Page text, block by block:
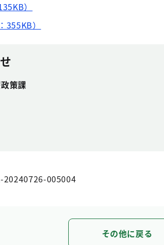
）
355KB）
策課
20240726-005004
その他に戻る